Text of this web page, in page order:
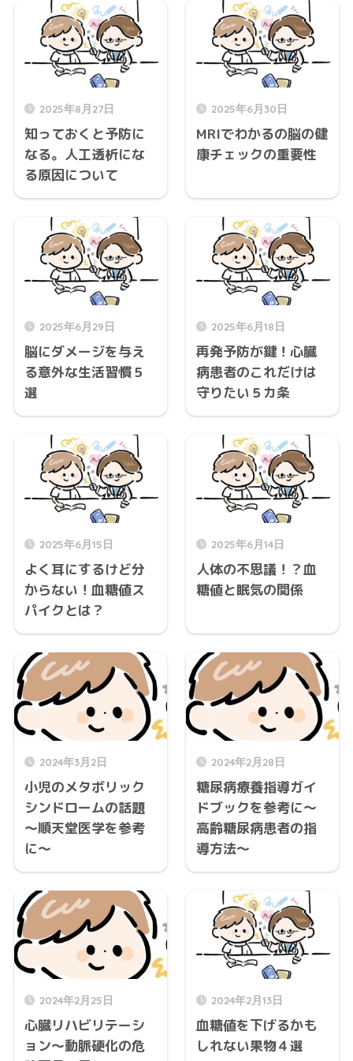
2025年8月27日
知っておくと予防に
なる。人工透析にな
る原因について
2025年6月30日
MRIでわかるの脳の健
康チェックの重要性
2025年6月29日
脳にダメージを与え
る意外な生活習慣５
選
2025年6月18日
再発予防が鍵！心臓
病患者のこれだけは
守りたい５カ条
2025年6月15日
よく耳にするけど分
からない！血糖値ス
パイクとは？
2025年6月14日
人体の不思議！？血
糖値と眠気の関係
2024年3月2日
小児のメタボリック
シンドロームの話題
～順天堂医学を参考
に～
2024年2月28日
糖尿病療養指導ガイ
ドブックを参考に～
高齢糖尿病患者の指
導方法～
2024年2月25日
心臓リハビリテーシ
ョン～動脈硬化の危
2024年2月13日
血糖値を下げるかも
しれない果物４選